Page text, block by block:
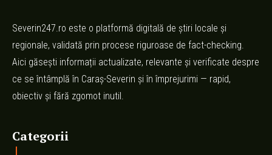
Severin247.ro este o platformă digitală de știri locale și
regionale, validată prin procese riguroase de fact-checking.
Aici găsești informații actualizate, relevante și verificate despre
ce se întâmplă în Caraș-Severin și în împrejurimi — rapid,
obiectiv și fără zgomot inutil.
Categorii